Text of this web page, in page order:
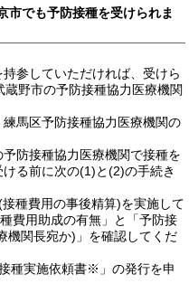
市でも予防接種を受けられま
参していただければ、受けら
野市の予防接種協力医療機関
馬区予防接種協力医療機関の
防接種協力医療機関で接種を
る前に次の(1)と(2)の手続き
種費用の事後精算)を実施して
費用助成の有無」と「予防接
機関長宛か)」を確認してくだ
種実施依頼書※」の発行を申